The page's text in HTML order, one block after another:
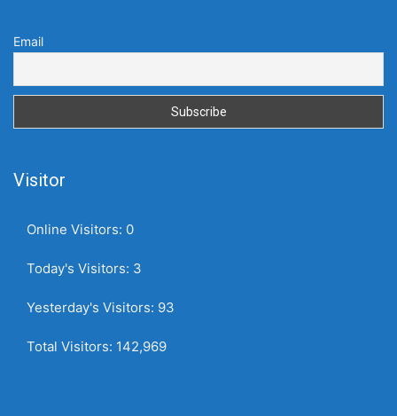
Email
Visitor
Online Visitors: 0
Today's Visitors: 3
Yesterday's Visitors: 93
Total Visitors: 142,969